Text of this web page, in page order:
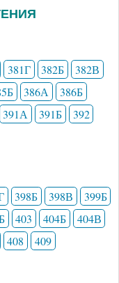
381Г 382Б
382В
386А
386Б
391А 391Б
392
398Б 398В
399Б
403 404Б
404В
408 409